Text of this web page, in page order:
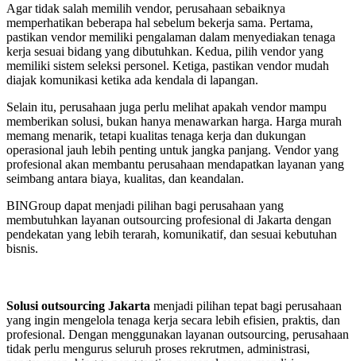
Agar tidak salah memilih vendor, perusahaan sebaiknya
memperhatikan beberapa hal sebelum bekerja sama. Pertama,
pastikan vendor memiliki pengalaman dalam menyediakan tenaga
kerja sesuai bidang yang dibutuhkan. Kedua, pilih vendor yang
memiliki sistem seleksi personel. Ketiga, pastikan vendor mudah
diajak komunikasi ketika ada kendala di lapangan.
Selain itu, perusahaan juga perlu melihat apakah vendor mampu
memberikan solusi, bukan hanya menawarkan harga. Harga murah
memang menarik, tetapi kualitas tenaga kerja dan dukungan
operasional jauh lebih penting untuk jangka panjang. Vendor yang
profesional akan membantu perusahaan mendapatkan layanan yang
seimbang antara biaya, kualitas, dan keandalan.
BINGroup dapat menjadi pilihan bagi perusahaan yang
membutuhkan layanan outsourcing profesional di Jakarta dengan
pendekatan yang lebih terarah, komunikatif, dan sesuai kebutuhan
bisnis.
Solusi outsourcing Jakarta menjadi pilihan tepat bagi perusahaan
yang ingin mengelola tenaga kerja secara lebih efisien, praktis, dan
profesional. Dengan menggunakan layanan outsourcing, perusahaan
tidak perlu mengurus seluruh proses rekrutmen, administrasi,